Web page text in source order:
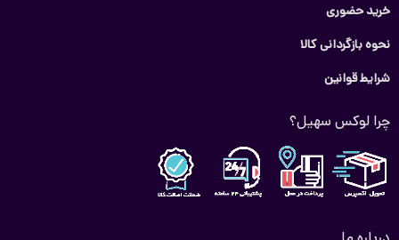
خرید حضوری
نحوه بازگردانی کالا
شرایط قوانین
چرا لوکس سهیل؟